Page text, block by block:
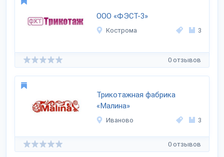
ООО «ФЭСТ-3»
Кострома 3
0 отзывов
Трикотажная фабрика
«Малина»
Иваново 3
0 отзывов